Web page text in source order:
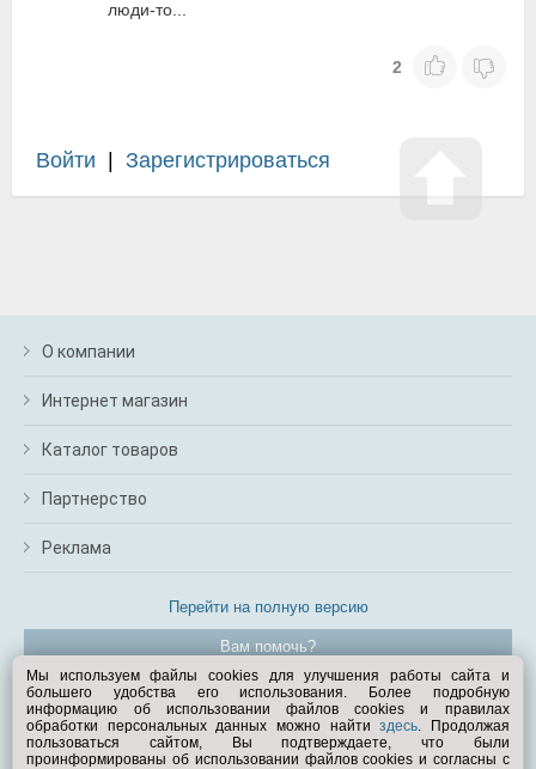
люди-то...
2
Войти Зарегистрироваться
О компании
Интернет магазин
Каталог товаров
Партнерство
Реклама
Перейти на полную версию
Вам помочь?
© Exist.ru 1998—2026
Мы используем файлы cookies для улучшения работы сайта и
большего удобства его использования. Более подробную
информацию об использовании файлов cookies и правилах
обработки персональных данных можно найтиздесь. Продолжая
пользоваться сайтом, Вы подтверждаете, что были
проинформированы об использовании файлов cookies и согласны с